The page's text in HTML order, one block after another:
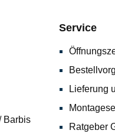
Barbis
Service
Lieferung
Ratgeber